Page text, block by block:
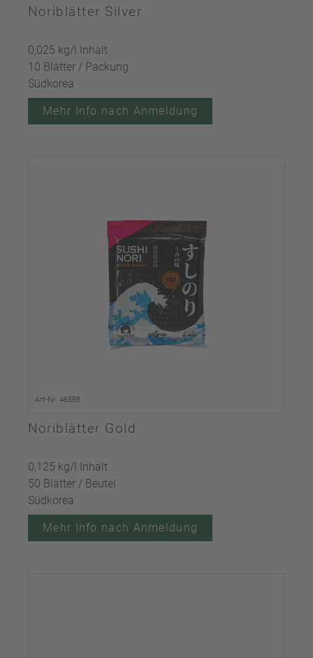
Noriblätter Silver
0,025 kg/l Inhalt
10 Blätter / Packung
Südkorea
Mehr Info nach Anmeldung
Art-Nr. 46598
Noriblätter Gold
0,125 kg/l Inhalt
50 Blätter / Beutel
Südkorea
Mehr Info nach Anmeldung